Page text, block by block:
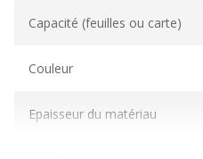
Capacité (feuilles ou carte)
Couleur
Epaisseur du matériau